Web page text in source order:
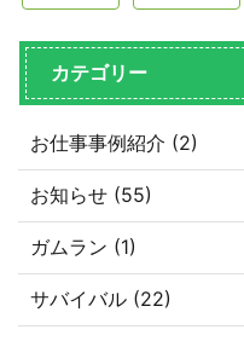
カテゴリー
お仕事事例紹介 (2)
お知らせ (55)
ガムラン (1)
サバイバル (22)